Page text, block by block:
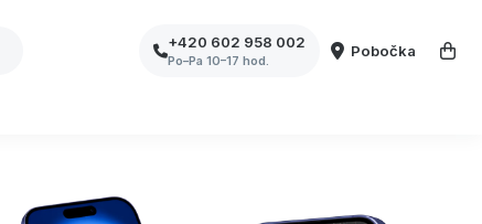
+420 602 958 002
Po–Pa 10–17 hod.
Pobočka